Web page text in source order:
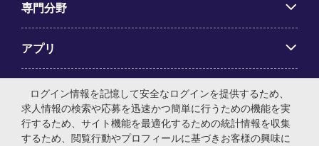
専門分野
アプリ
Employer Centre
ログイン情報を記憶して安全なログインを提供するため、
求人情報の検索や応募を迅速かつ簡単に行うための機能を実
行するため、サイト機能を最適化するための統計情報を収集
するため、閲覧行動やプロフィールに基づきお客様の興味に